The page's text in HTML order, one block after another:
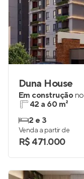
Duna House
Em construçãono
42 a 60 m²
2 e 3
Venda a partir de
R$ 471.000